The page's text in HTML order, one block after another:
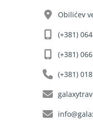
Obilićev
(+381)
(+381)
(+381)